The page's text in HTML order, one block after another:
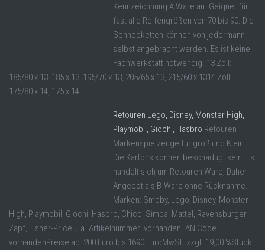
Kennzeichnung A Ware an. Geignet für
fast alle Reifengrößen von 70 bis 90. Die
Schneeketten können von jedermann
selbst angebracht werden. Es ist keine
Fachwerkstatt notwendig. 13 Zoll:
185/80 x 13, 185 x 13, 195/70 x 13, 205/65 x 13, 215/60 x 1314 Zoll:
175/80 x 14, 175 x 14 ...
Retouren Lego, Disney, Monster High,
Playmobil, Giochi, Hasbro Retouren
Markenspielzeuge für groß und Klein.
Die Kartons können beschädugt sein. Es
handelt sich um Retouren Ware, Daher
Angebot als B-Ware ohne Rücknahme.
Marken: Smoby, Lego, Disney, Monster
High, Playmobil, Giochi, Hasbro, Chico, Simba, Mattel, Ravensburger,
Zapf, Fisher-Price u.a. Artikelnummer: vorhandenEAN Code
vorhandenPreise ab: 200 Euro bis 1690 EuroMwSt. zzgl. 19,00 %Stück